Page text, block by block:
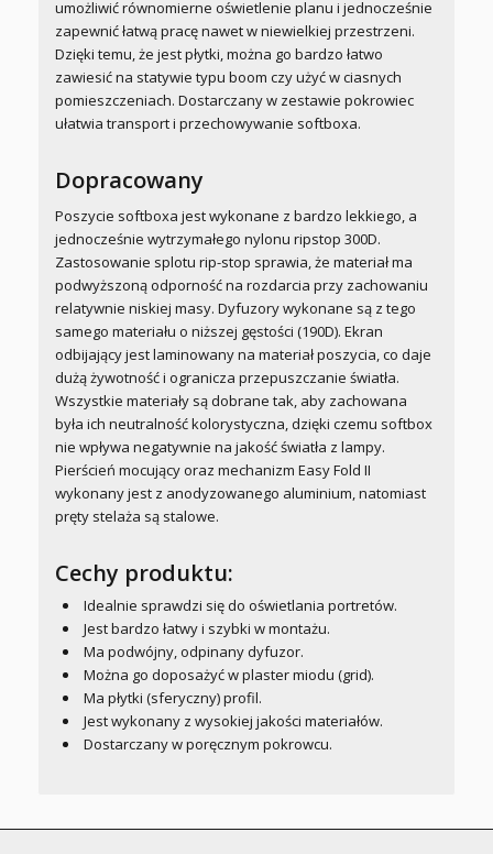
umożliwić równomierne oświetlenie planu i jednocześnie
zapewnić łatwą pracę nawet w niewielkiej przestrzeni.
Dzięki temu, że jest płytki, można go bardzo łatwo
zawiesić na statywie typu boom czy użyć w ciasnych
pomieszczeniach. Dostarczany w zestawie pokrowiec
ułatwia transport i przechowywanie softboxa.
Dopracowany
Poszycie softboxa jest wykonane z bardzo lekkiego, a
jednocześnie wytrzymałego nylonu ripstop 300D.
Zastosowanie splotu rip-stop sprawia, że materiał ma
podwyższoną odporność na rozdarcia przy zachowaniu
relatywnie niskiej masy. Dyfuzory wykonane są z tego
samego materiału o niższej gęstości (190D). Ekran
odbijający jest laminowany na materiał poszycia, co daje
dużą żywotność i ogranicza przepuszczanie światła.
Wszystkie materiały są dobrane tak, aby zachowana
była ich neutralność kolorystyczna, dzięki czemu softbox
nie wpływa negatywnie na jakość światła z lampy.
Pierścień mocujący oraz mechanizm Easy Fold II
wykonany jest z anodyzowanego aluminium, natomiast
pręty stelaża są stalowe.
Cechy produktu:
Idealnie sprawdzi się do oświetlania portretów.
Jest bardzo łatwy i szybki w montażu.
Ma podwójny, odpinany dyfuzor.
Można go doposażyć w plaster miodu (grid).
Ma płytki (sferyczny) profil.
Jest wykonany z wysokiej jakości materiałów.
Dostarczany w poręcznym pokrowcu.